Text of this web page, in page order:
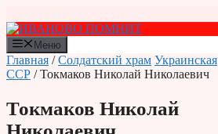
к
содержимому
Меню
Главная /Солдатский храм Украинская
ССР / Токмаков Николай Николаевич
Токмаков Николай